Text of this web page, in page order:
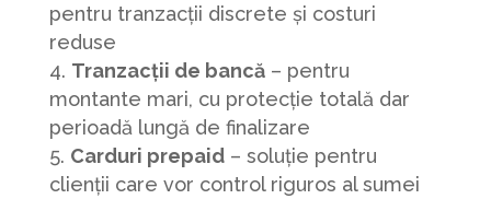
pentru tranzacții discrete și costuri
reduse
Tranzacții de bancă– pentru
montante mari, cu protecție totală dar
perioadă lungă de finalizare
Carduri prepaid– soluție pentru
clienții care vor control riguros al sumei